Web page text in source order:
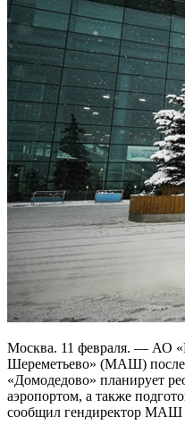
Москва. 11 февраля. — АО
Шереметьево» (МАШ) после
«Домодедово» планирует
аэропортом, а также
сообщил гендиректор МАШ